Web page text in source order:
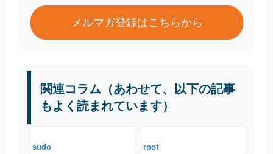
メルマガ登録はこちらから
関連コラム（あわせて、以下の記事
もよく読まれています）
sudo root